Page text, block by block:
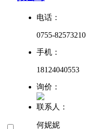
电话：
0755-82573210
手机：
18124040553
询价：
联系人：
何妮妮